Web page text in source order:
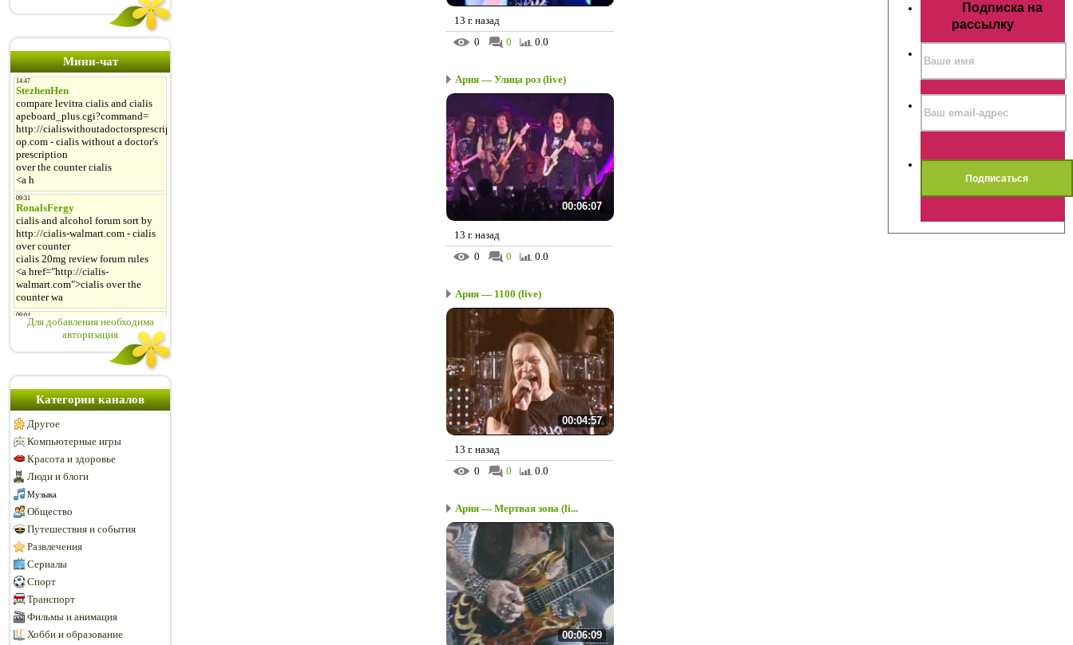
Мини-чат
Для добавления необходима
авторизация
Категории каналов
Другое
Компьютерные игры
Красота и здоровье
Люди и блоги
Музыка
Общество
Путешествия и события
Развлечения
Сериалы
Спорт
Транспорт
Фильмы и анимация
Хобби и образование
13 г. назад
0
0 0.0
Ария — Улица роз (live)
00:06:07
13 г. назад
0
0 0.0
Ария — 1100 (live)
00:04:57
13 г. назад
0
0 0.0
Ария — Мертвая зона (li...
00:06:09
Подписка на
рассылку